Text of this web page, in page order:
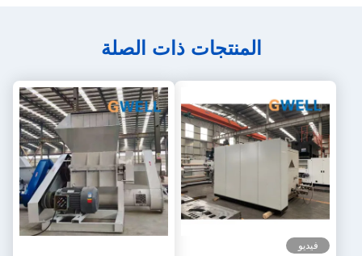
المنتجات ذات الصلة
فيديو